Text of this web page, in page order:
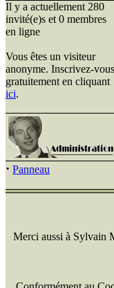
Il y a actuellement 280
invité(e)s et 0 membres
en ligne
Vous êtes un visiteur
anonyme. Inscrivez-vous
gratuitement en cliquant
ici.
· Panneau
Merci aussi à Sylvain